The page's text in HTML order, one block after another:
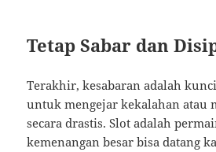
Tetap Sabar dan
Terakhir, kesabaran adalah
untuk mengejar kekalahan atau
secara drastis. Slot adalah
kemenangan besar bisa datang